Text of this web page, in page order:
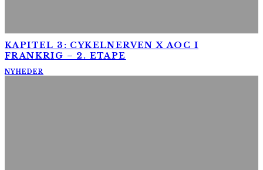
KAPITEL 3: CYKELNERVEN X AOC I
FRANKRIG – 2. ETAPE
NYHEDER